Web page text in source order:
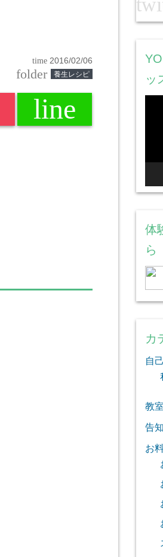
time 2016/02/06
folder 養生レシピ
line
ッ
ヤ
体
ら
カ
自
教
告
お